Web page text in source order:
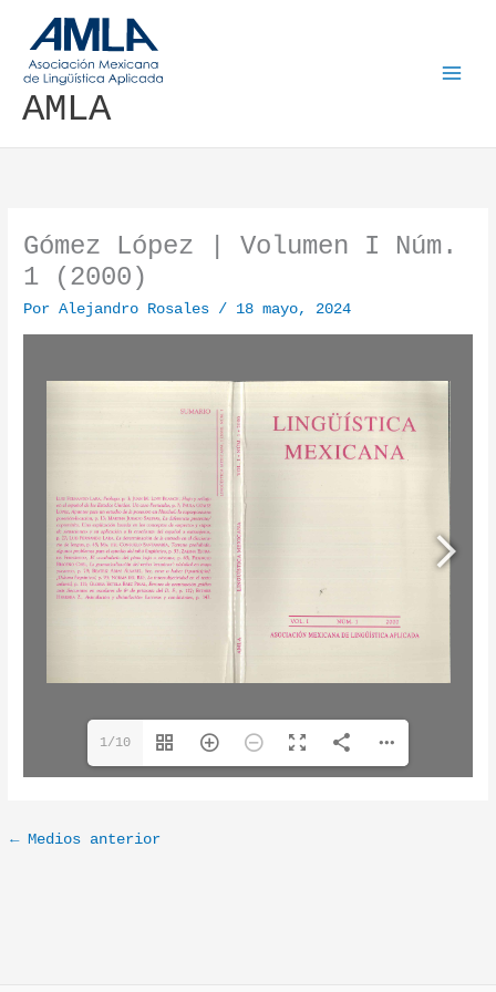
AMLA
Gómez López | Volumen I Núm.
1 (2000)
PorAlejandro Rosales / 18 mayo, 2024
1/10
←Medios anterior